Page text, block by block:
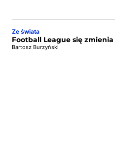
Ze świata
Football League się zmienia
Bartosz Burzyński